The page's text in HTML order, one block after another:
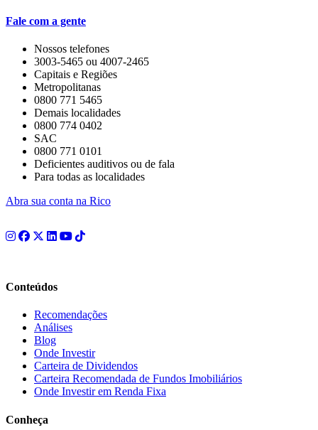
Fale com a gente
Nossos telefones
3003-5465 ou 4007-2465
Capitais e Regiões
Metropolitanas
0800 771 5465
Demais localidades
0800 774 0402
SAC
0800 771 0101
Deficientes auditivos ou de fala
Para todas as localidades
Abra sua conta na Rico
Conteúdos
Recomendações
Análises
Blog
Onde Investir
Carteira de Dividendos
Carteira Recomendada de Fundos Imobiliários
Onde Investir em Renda Fixa
Conheça